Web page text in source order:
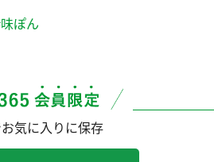
ぽん
気に入りに保存